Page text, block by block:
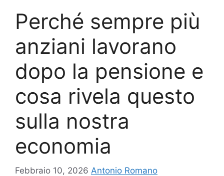
Perché sempre più
anziani lavorano
dopo la pensione e
cosa rivela questo
sulla nostra
economia
Febbraio 10, 2026 Antonio Romano